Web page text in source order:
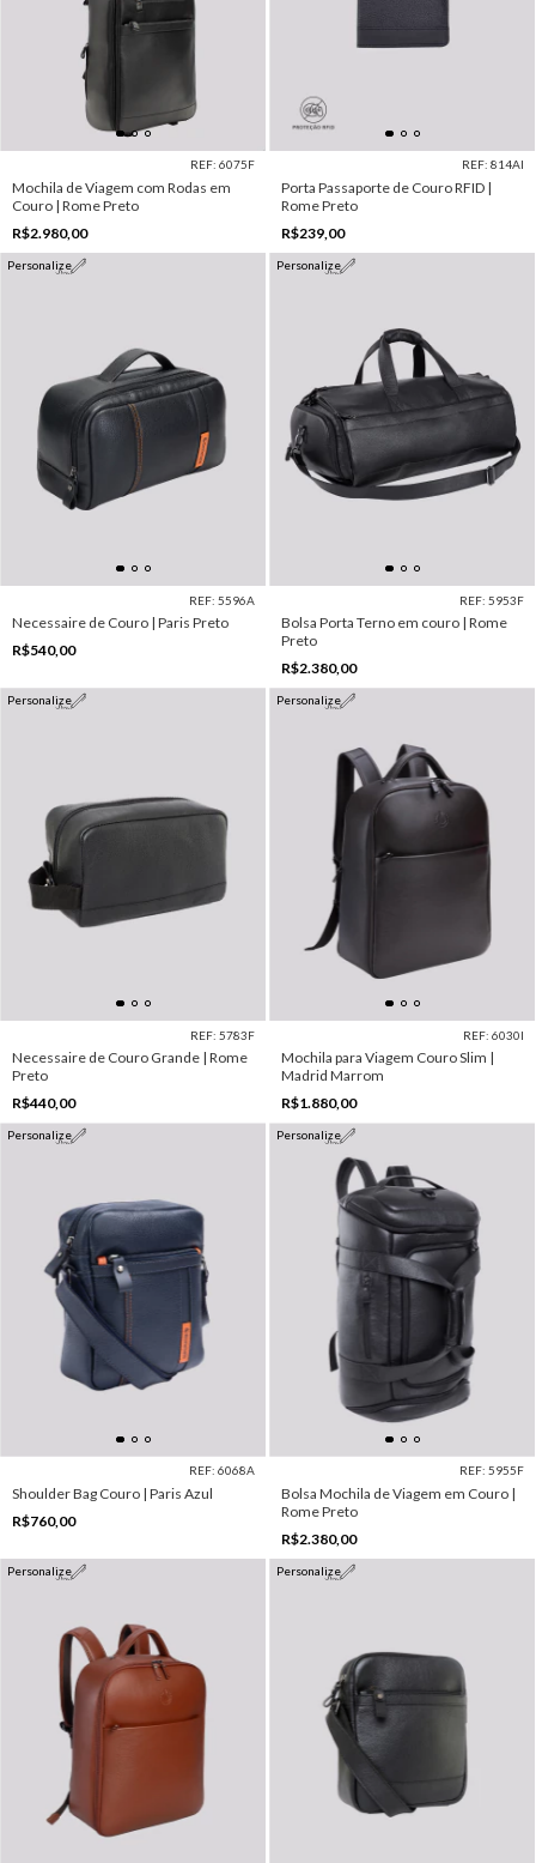
REF: 6075F
Mochila de Viagem com Rodas em
Couro | Rome Preto
R$2.980,00
REF: 814AI
Porta Passaporte de Couro RFID |
Rome Preto
R$239,00
Personalize
REF: 5596A
Necessaire de Couro | Paris Preto
R$540,00
Personalize
REF: 5953F
Bolsa Porta Terno em couro | Rome
Preto
R$2.380,00
Personalize
REF: 5783F
Necessaire de Couro Grande | Rome
Preto
R$440,00
Personalize
REF: 6030I
Mochila para Viagem Couro Slim |
Madrid Marrom
R$1.880,00
Personalize
REF: 6068A
Shoulder Bag Couro | Paris Azul
R$760,00
Personalize
REF: 5955F
Bolsa Mochila de Viagem em Couro |
Rome Preto
R$2.380,00
Personalize Personalize